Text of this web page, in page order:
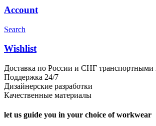
Account
Search
Wishlist
Доставка по России и СНГ транспортными
Поддержка 24/7
Дизайнерские разработки
Качественные материалы
let us guide you in your choice of workwear